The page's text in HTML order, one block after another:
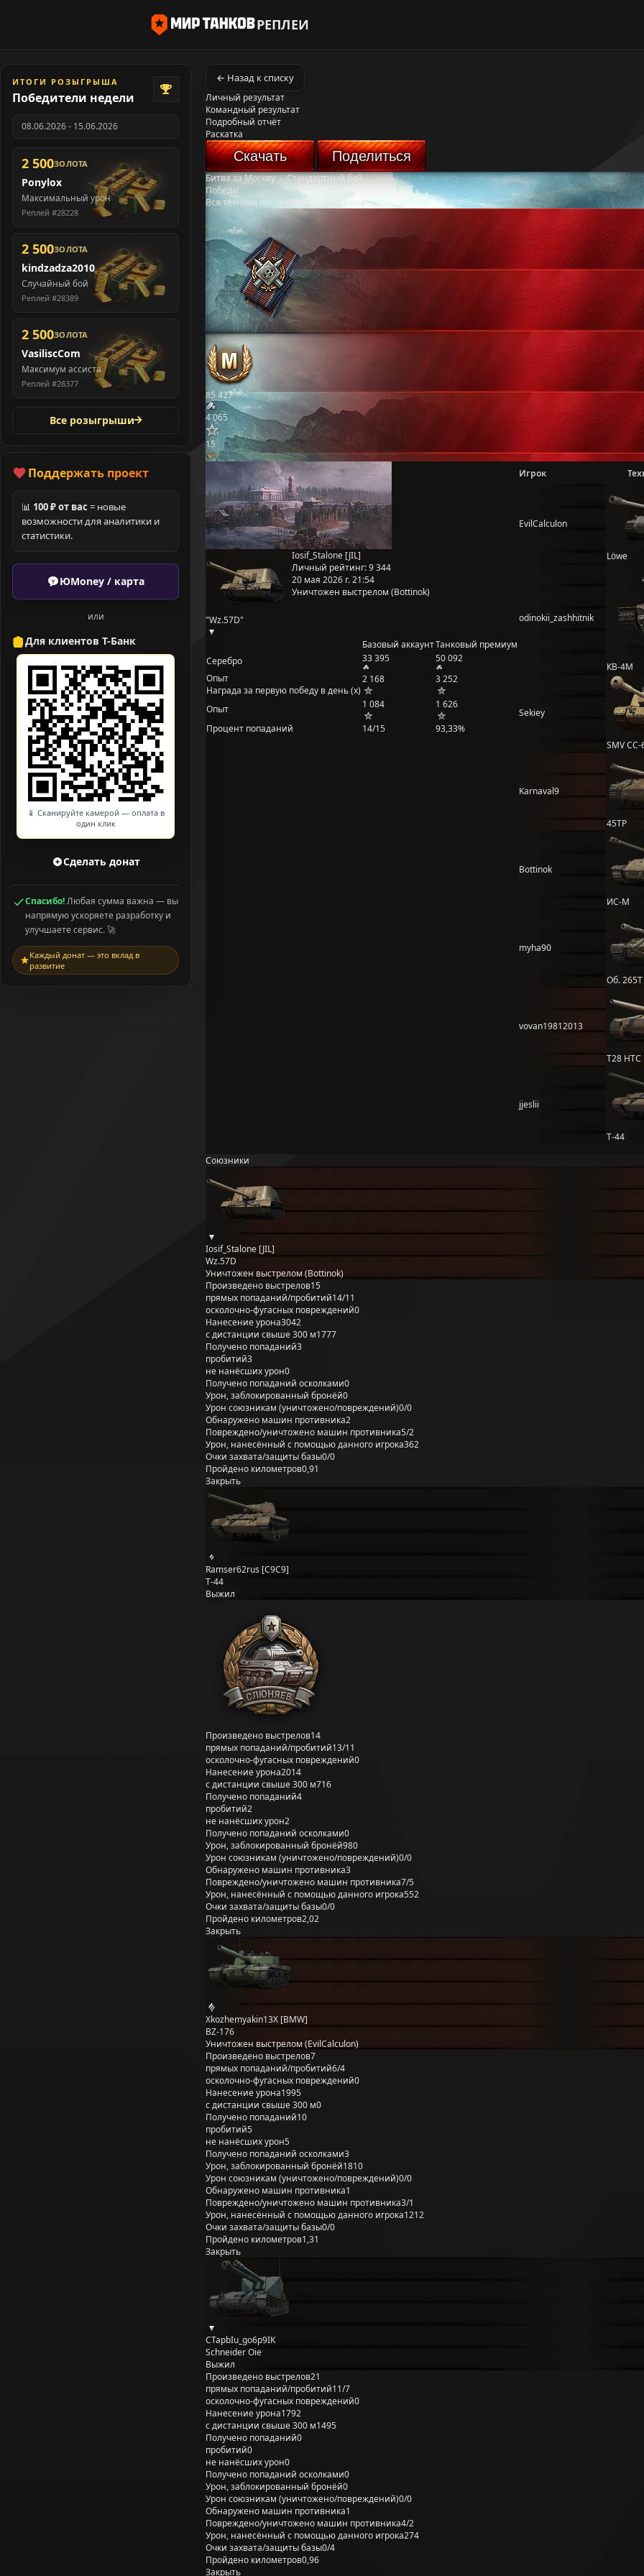
РЕПЛЕИ
ИТОГИ РОЗЫГРЫША
Победители недели
08.06.2026 - 15.06.2026
2 500ЗОЛОТА
Ponylox
Максимальный урон
Реплей #28228
2 500ЗОЛОТА
kindzadza2010
Случайный бой
Реплей #28389
2 500ЗОЛОТА
VasiliscCom
Максимум ассиста
Реплей #28377
Все розыгрыши
Поддержать проект
📊 100 ₽ от вас = новые
возможности для аналитики и
статистики.
ЮMoney / карта
или
Для клиентов Т-Банк
📱 Сканируйте камерой — оплата в
один клик
Сделать донат
Спасибо!Любая сумма важна — вы
напрямую ускоряете разработку и
улучшаете сервис. 🚀
Каждый донат — это вклад в
развитие
← Назад к списку
Личный результат
Командный результат
Подробный отчёт
Раскатка
Скачать Поделиться
Битва за Москву-Стандартный бой
Победа!
Вся техника противника уничтожена
85 427
4 065
15
"Wz.57D"
Iosif_Stalone [JIL]
Личный рейтинг:9 344
20 мая 2026 г. 21:54
Уничтожен выстрелом (Bottinok)
Базовый аккаунтТанковый премиум
Серебро
33 395
50 092
Опыт
Награда за первую победу в день (x)
2 168 3 252
Опыт 1 084
1 626
Процент попаданий
14/15 93,33%
Игрок
EvilCalculon
Löwe
odinokii_zashhitnik
КВ-4М
Sekiey
SMV CC-
Karnaval9
45TP
Bottinok
ИС-М
myha90
Об. 265Т
vovan19812013
T28 HTC
jjeslii
Т-44
Союзники
Iosif_Stalone [JIL]
Wz.57D
Уничтожен выстрелом (Bottinok)
Произведено выстрелов15
прямых попаданий/пробитий14/11
осколочно-фугасных повреждений0
Нанесение урона3042
с дистанции свыше 300 м1777
Получено попаданий3
пробитий3
не нанёсших урон0
Получено попаданий осколками0
Урон, заблокированный бронёй0
Урон союзникам (уничтожено/повреждений)0/0
Обнаружено машин противника2
Повреждено/уничтожено машин противника5/2
Урон, нанесённый с помощью данного игрока362
Очки захвата/защиты базы0/0
Пройдено километров0,91
Закрыть
Ramser62rus [C9C9]
Т-44
Выжил
Произведено выстрелов14
прямых попаданий/пробитий13/11
осколочно-фугасных повреждений0
Нанесение урона2014
с дистанции свыше 300 м716
Получено попаданий4
пробитий2
не нанёсших урон2
Получено попаданий осколками0
Урон, заблокированный бронёй980
Урон союзникам (уничтожено/повреждений)0/0
Обнаружено машин противника3
Повреждено/уничтожено машин противника7/5
Урон, нанесённый с помощью данного игрока552
Очки захвата/защиты базы0/0
Пройдено километров2,02
Закрыть
Xkozhemyakin13X [BMW]
BZ-176
Уничтожен выстрелом (EvilCalculon)
Произведено выстрелов7
прямых попаданий/пробитий6/4
осколочно-фугасных повреждений0
Нанесение урона1995
с дистанции свыше 300 м0
Получено попаданий10
пробитий5
не нанёсших урон5
Получено попаданий осколками3
Урон, заблокированный бронёй1810
Урон союзникам (уничтожено/повреждений)0/0
Обнаружено машин противника1
Повреждено/уничтожено машин противника3/1
Урон, нанесённый с помощью данного игрока1212
Очки захвата/защиты базы0/0
Пройдено километров1,31
Закрыть
CTapbIu_go6p9IK
Schneider Oie
Выжил
Произведено выстрелов21
прямых попаданий/пробитий11/7
осколочно-фугасных повреждений0
Нанесение урона1792
с дистанции свыше 300 м1495
Получено попаданий0
пробитий0
не нанёсших урон0
Получено попаданий осколками0
Урон, заблокированный бронёй0
Урон союзникам (уничтожено/повреждений)0/0
Обнаружено машин противника1
Повреждено/уничтожено машин противника4/2
Урон, нанесённый с помощью данного игрока274
Очки захвата/защиты базы0/4
Пройдено километров0,96
Закрыть